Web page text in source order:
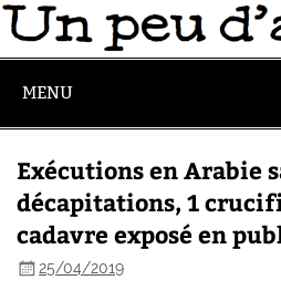
MENU
Exécutions en Arabie
décapitations, 1
cadavre exposé en
25/04/2019